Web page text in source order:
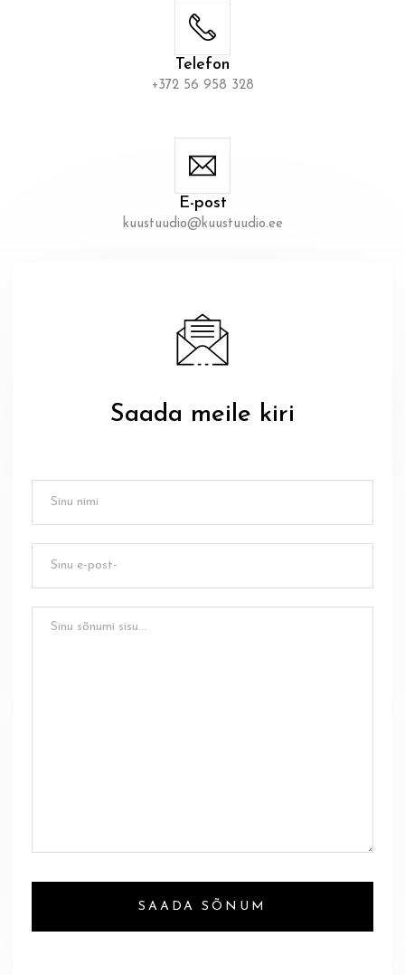
Telefon
+372 56 958 328
E-post
kuustuudio@kuustuudio.ee
Saada meile kiri